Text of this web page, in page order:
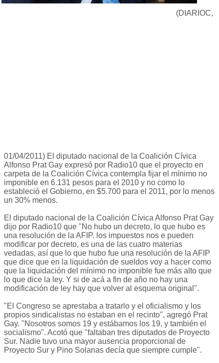
(DIARIOC,
01/04/2011) El diputado nacional de la Coalición Cívica
Alfonso Prat Gay expresó por Radio10 que el proyecto en
carpeta de la Coalición Cívica contempla fijar el mínimo no
imponible en 6.131 pesos para el 2010 y no como lo
estableció el Gobierno, en $5.700 para el 2011, por lo menos
un 30% menos.
El diputado nacional de la Coalición Cívica Alfonso Prat Gay
dijo por Radio10 que "No hubo un decreto, lo que hubo es
una resolución de la AFIP. los impuestos nos e pueden
modificar por decreto, es una de las cuatro materias
vedadas, así que lo que hubo fue una resolución de la AFIP
que dice que en la liquidación de sueldos voy a hacer como
que la liquidación del mínimo no imponible fue más alto que
lo que dice la ley. Y si de acá a fin de año no hay una
modificación de ley hay que volver al esquema original".
"El Congreso se aprestaba a tratarlo y el oficialismo y los
propios sindicalistas no estaban en el recinto", agregó Prat
Gay. "Nosotros somos 19 y estábamos los 19, y también el
socialismo". Acotó que "faltaban tres diputados de Proyecto
Sur. Nadie tuvo una mayor ausencia proporcional de
Proyecto Sur y Pino Solanas decía que siempre cumple".